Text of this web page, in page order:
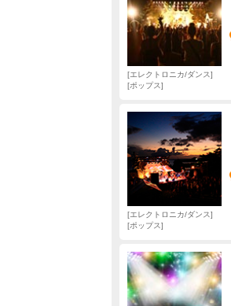
エレクトロニカ/ダンス
ポップス
エレクトロニカ/ダンス
ポップス